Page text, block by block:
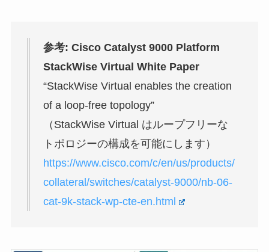
参考: Cisco Catalyst 9000 Platform
StackWise Virtual White Paper
“StackWise Virtual enables the creation
of a loop-free topology”
（StackWise Virtual はループフリーな
トポロジーの構成を可能にします）
https://www.cisco.com/c/en/us/products/
collateral/switches/catalyst-9000/nb-06-
cat-9k-stack-wp-cte-en.html